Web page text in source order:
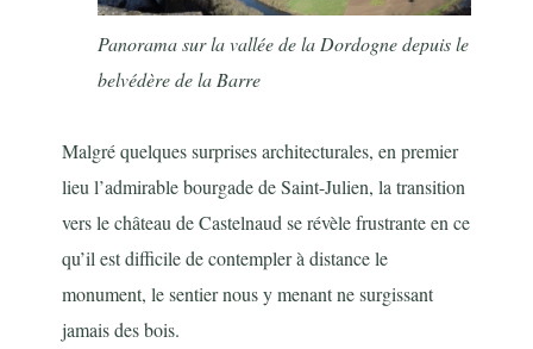
Panorama sur la vallée de la Dordogne depuis le
belvédère de la Barre
Malgré quelques surprises architecturales, en premier
lieu l’admirable bourgade de Saint-Julien, la transition
vers le château de Castelnaud se révèle frustrante en ce
qu’il est difficile de contempler à distance le
monument, le sentier nous y menant ne surgissant
jamais des bois.